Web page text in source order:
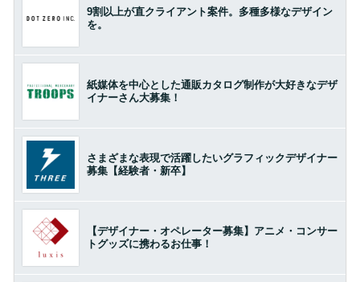
9割以上が直クライアント案件。多種多様なデザイン
を。
紙媒体を中心とした通販カタログ制作が大好きなデザ
イナーさん大募集！
さまざまな表現で活躍したいグラフィックデザイナー
募集【経験者・新卒】
【デザイナー・オペレーター募集】アニメ・コンサー
トグッズに携わるお仕事！